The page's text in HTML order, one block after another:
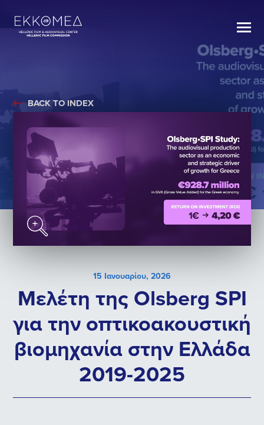
BACK TO INDEX
15 Ιανουαρίου, 2026
Μελέτη της Olsberg SPI
για την οπτικοακουστική
βιομηχανία στην Ελλάδα
2019-2025